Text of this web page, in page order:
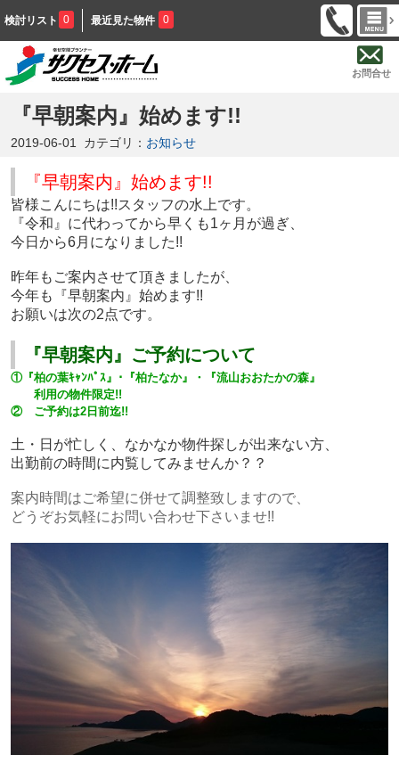
検討リスト 0 最近見た物件 0
お問合せ
『早朝案内』始めます!!
2019-06-01 カテゴリ： お知らせ
『早朝案内』始めます!!
皆様こんにちは!!スタッフの水上です。
『令和』に代わってから早くも1ヶ月が過ぎ、
今日から6月になりました!!
昨年もご案内させて頂きましたが、
今年も『早朝案内』始めます!!
お願いは次の2点です。
『早朝案内』ご予約について
①『柏の葉ｷｬﾝﾊﾟｽ』･『柏たなか』・『流山おおたかの森』
利用の物件限定!!
② ご予約は2日前迄!!
土・日が忙しく、なかなか物件探しが出来ない方、
出勤前の時間に内覧してみませんか？？
案内時間はご希望に併せて調整致しますので、
どうぞお気軽にお問い合わせ下さいませ!!